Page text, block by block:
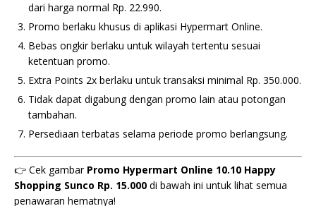
dari harga normal Rp. 22.990.
Promo berlaku khusus di aplikasi Hypermart Online.
Bebas ongkir berlaku untuk wilayah tertentu sesuai
ketentuan promo.
Extra Points 2x berlaku untuk transaksi minimal Rp. 350.000.
Tidak dapat digabung dengan promo lain atau potongan
tambahan.
Persediaan terbatas selama periode promo berlangsung.
👉 Cek gambar Promo Hypermart Online 10.10 Happy
Shopping Sunco Rp. 15.000 di bawah ini untuk lihat semua
penawaran hematnya!